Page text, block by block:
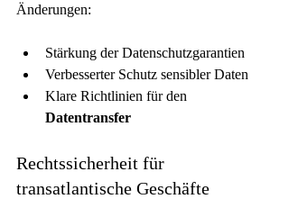
Änderungen:
Stärkung der Datenschutzgarantien
Verbesserter Schutz sensibler Daten
Klare Richtlinien für den
Datentransfer
Rechtssicherheit für
transatlantische Geschäfte